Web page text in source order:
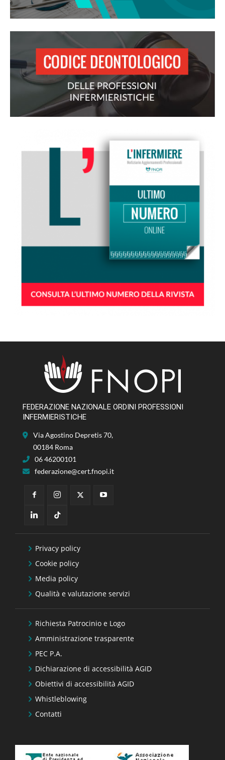
FEDERAZIONE NAZIONALE ORDINI PROFESSIONI
INFERMIERISTICHE
Via Agostino Depretis 70,
00184 Roma
06 46200101
federazione@cert.fnopi.it
Privacy policy
Cookie policy
Media policy
Qualità e valutazione servizi
Richiesta Patrocinio e Logo
Amministrazione trasparente
PEC P.A.
Dichiarazione di accessibilità AGID
Obiettivi di accessibilità AGID
Whistleblowing
Contatti